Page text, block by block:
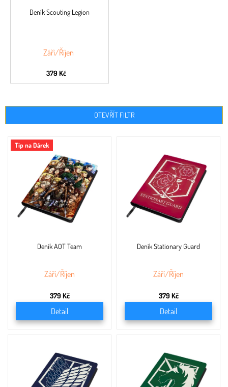
Deník Scouting Legion
Září/Říjen
379 Kč
OTEVŘÍT FILTR
Tip na Dárek
Deník AOT Team
Září/Říjen
379 Kč
Detail
Deník Stationary Guard
Září/Říjen
379 Kč
Detail